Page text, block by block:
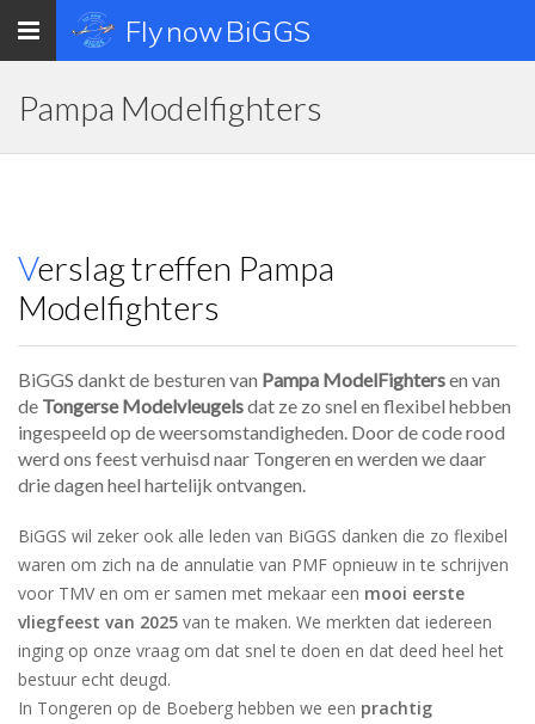
Toggle
navigation
Fly now BiGGS
Pampa Modelfighters
Verslag treffen Pampa
Modelfighters
BiGGS dankt de besturen van Pampa ModelFightersen van
de Tongerse Modelvleugelsdat ze zo snel en flexibel hebben
ingespeeld op de weersomstandigheden. Door de code rood
werd ons feest verhuisd naar Tongeren en werden we daar
drie dagen heel hartelijk ontvangen.
BiGGS wil zeker ook alle leden van BiGGS danken die zo flexibel
waren om zich na de annulatie van PMF opnieuw in te schrijven
voor TMV en om er samen met mekaar een mooi eerste
vliegfeest van 2025 van te maken. We merkten dat iedereen
inging op onze vraag om dat snel te doen en dat deed heel het
bestuur echt deugd.
In Tongeren op de Boeberg hebben we een prachtig